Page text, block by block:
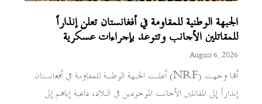
الجبهة الوطنية للمقاومة في أفغانستان تعلن إنذاراً
للمقاتلين الأجانب وتتوعد بإجراءات عسكرية
August 6, 2026
أعلنت الجبهة الوطنية للمقاومة في أفغانستان (NRF) أنها وجهت
إنذاراً إلى المقاتلين الأجانب الموجودين في البلاد، داعية إياهم إلى